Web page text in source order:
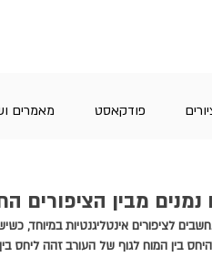
פודקאסט מאמרים
נמנים מבין הציפורים
לציפורים אינטליגנטיות במיוחד,
בין המוח לגוף של העורב זהה ליחס